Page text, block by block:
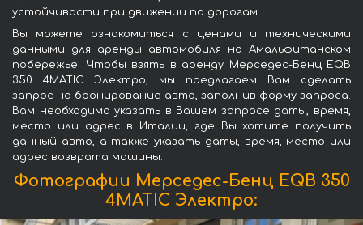
устойчивости при движении по дорогам.
Вы можете ознакомиться с ценами и техническими
данными для аренды автомобиля на Амальфитанском
побережье. Чтобы взять в аренду Мерседес-Бенц EQB
350 4MATIC Электро, мы предлагаем Вам сделать
запрос на бронирование авто, заполнив форму запроса.
Вам необходимо указать в Вашем запросе даты, время,
место или адрес в Италии, где Вы хотите получить
данный авто, а также указать даты, время, место или
адрес возврата машины.
Фотографии Мерседес-Бенц EQB 350
4MATIC Электро: